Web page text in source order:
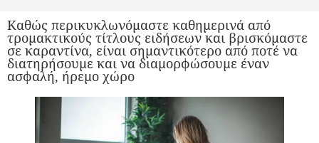
Καθώς περικυκλωνόμαστε καθημερινά από
τρομακτικούς τίτλους ειδήσεων και βρισκόμαστε
σε καραντίνα, είναι σημαντικότερο από ποτέ να
διατηρήσουμε και να διαμορφώσουμε έναν
ασφαλή, ήρεμο χώρο